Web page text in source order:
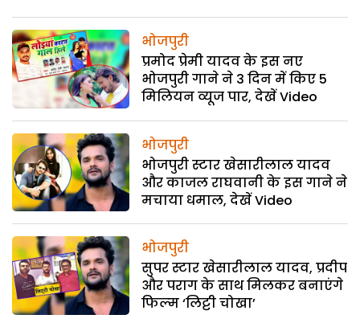
भोजपुरी
प्रमोद प्रेमी यादव के इस नए
भोजपुरी गाने ने 3 दिन में किए 5
मिलियन व्यूज पार, देखें Video
भोजपुरी
भोजपुरी स्टार खेसारीलाल यादव
और काजल राघवानी के इस गाने ने
मचाया धमाल, देखें Video
भोजपुरी
सुपर स्‍टार खेसारीलाल यादव, प्रदीप
और पराग के साथ मिलकर बनाएंगे
फिल्‍म ‘लिट्टी चोखा’